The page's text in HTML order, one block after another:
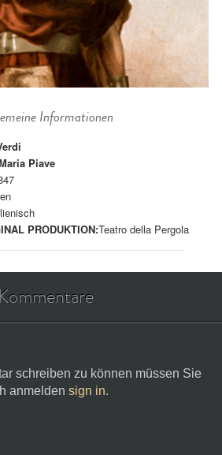
Informationen
Piave
PRODUKTION:Teatro della Pergola
schreiben zu können müssen Sie
anmelden sign in.